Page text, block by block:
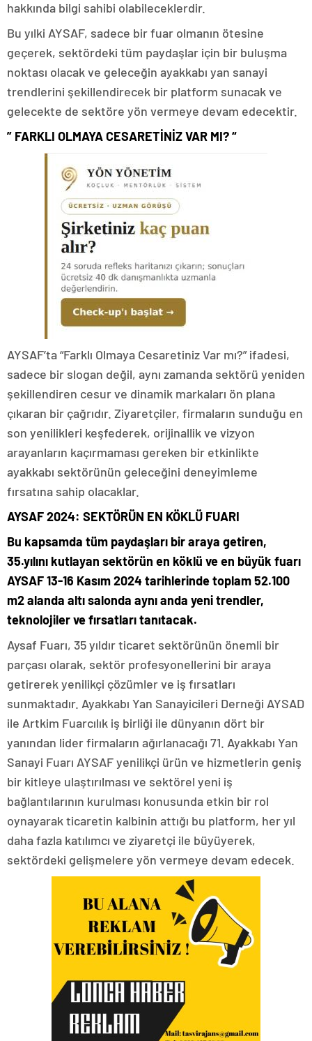
hakkında bilgi sahibi olabileceklerdir.
Bu yılki AYSAF, sadece bir fuar olmanın ötesine
geçerek, sektördeki tüm paydaşlar için bir buluşma
noktası olacak ve geleceğin ayakkabı yan sanayi
trendlerini şekillendirecek bir platform sunacak ve
gelecekte de sektöre yön vermeye devam edecektir.
” FARKLI OLMAYA CESARETİNİZ VAR MI? “
AYSAF’ta “Farklı Olmaya Cesaretiniz Var mı?” ifadesi,
sadece bir slogan değil, aynı zamanda sektörü yeniden
şekillendiren cesur ve dinamik markaları ön plana
çıkaran bir çağrıdır. Ziyaretçiler, firmaların sunduğu en
son yenilikleri keşfederek, orijinallik ve vizyon
arayanların kaçırmaması gereken bir etkinlikte
ayakkabı sektörünün geleceğini deneyimleme
fırsatına sahip olacaklar.
AYSAF 2024: SEKTÖRÜN EN KÖKLÜ FUARI
Bu kapsamda tüm paydaşları bir araya getiren,
35.yılını kutlayan sektörün en köklü ve en büyük fuarı
AYSAF 13-16 Kasım 2024 tarihlerinde toplam 52.100
m2 alanda altı salonda aynı anda yeni trendler,
teknolojiler ve fırsatları tanıtacak.
Aysaf Fuarı, 35 yıldır ticaret sektörünün önemli bir
parçası olarak, sektör profesyonellerini bir araya
getirerek yenilikçi çözümler ve iş fırsatları
sunmaktadır. Ayakkabı Yan Sanayicileri Derneği AYSAD
ile Artkim Fuarcılık iş birliği ile dünyanın dört bir
yanından lider firmaların ağırlanacağı 71. Ayakkabı Yan
Sanayi Fuarı AYSAF yenilikçi ürün ve hizmetlerin geniş
bir kitleye ulaştırılması ve sektörel yeni iş
bağlantılarının kurulması konusunda etkin bir rol
oynayarak ticaretin kalbinin attığı bu platform, her yıl
daha fazla katılımcı ve ziyaretçi ile büyüyerek,
sektördeki gelişmelere yön vermeye devam edecek.